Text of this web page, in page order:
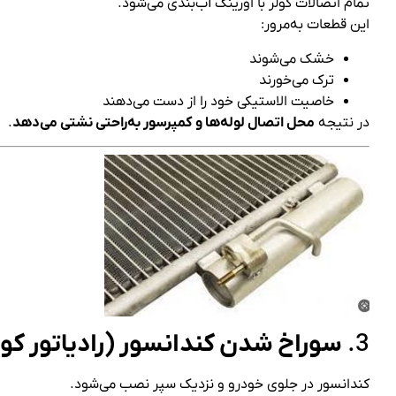
تمام اتصالات کولر با اورینگ آب‌بندی می‌شود.
این قطعات به‌مرور:
خشک می‌شوند
ترک می‌خورند
خاصیت الاستیکی خود را از دست می‌دهند
در نتیجه محل اتصال لوله‌ها و کمپرسور به‌راحتی نشتی می‌دهد.
3. سوراخ شدن کندانسور (رادیاتور
کندانسور در جلوی خودرو و نزدیک سپر نصب می‌شود.